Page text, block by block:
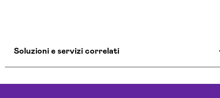
Soluzioni e servizi correlati
Realizzazione Piattaforme Cloud Fermo